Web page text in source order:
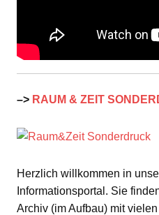
–> RAUM & ZEIT
Herzlich willkommen in
Informationsportal. Sie
Archiv (im Aufbau) mit